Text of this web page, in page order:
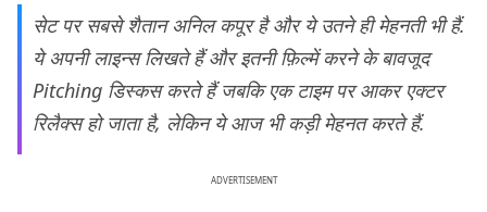
सेट पर सबसे शैतान अनिल कपूर है और ये उतने ही मेहनती भी हैं.
ये अपनी लाइन्स लिखते हैं और इतनी फ़िल्में करने के बावजूद
Pitching डिस्कस करते हैं जबकि एक टाइम पर आकर एक्टर
रिलैक्स हो जाता है, लेकिन ये आज भी कड़ी मेहनत करते हैं.
ADVERTISEMENT